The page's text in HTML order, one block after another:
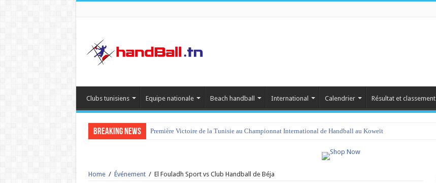
Clubs tunisiens Equipe nationale Beach handball International Calendrier Résultat et classement
Breaking News Première Victoire de la Tunisie au Championnat International de Handball au Koweït
Home / Événement / El Fouladh Sport vs Club Handball de Béja